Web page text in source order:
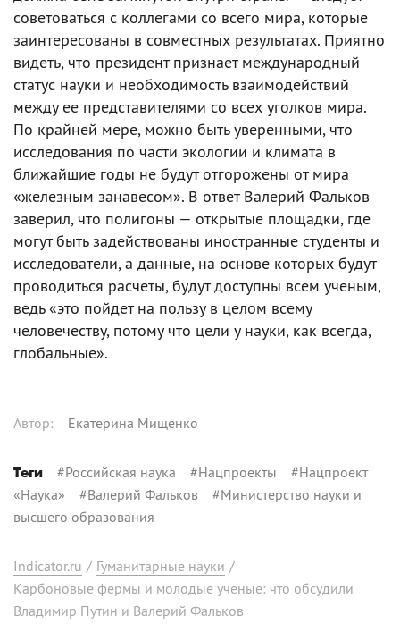
советоваться с коллегами со всего мира, которые
заинтересованы в совместных результатах. Приятно
видеть, что президент признает международный
статус науки и необходимость взаимодействий
между ее представителями со всех уголков мира.
По крайней мере, можно быть уверенными, что
исследования по части экологии и климата в
ближайшие годы не будут отгорожены от мира
«железным занавесом». В ответ Валерий Фальков
заверил, что полигоны — открытые площадки, где
могут быть задействованы иностранные студенты и
исследователи, а данные, на основе которых будут
проводиться расчеты, будут доступны всем ученым,
ведь «это пойдет на пользу в целом всему
человечеству, потому что цели у науки, как всегда,
глобальные».
Автор: Екатерина Мищенко
Теги #Российская наука #Нацпроекты #Нацпроект
«Наука» #Валерий Фальков #Министерство науки и
высшего образования
Indicator.ru / Гуманитарные науки /
Карбоновые фермы и молодые ученые: что обсудили
Владимир Путин и Валерий Фальков